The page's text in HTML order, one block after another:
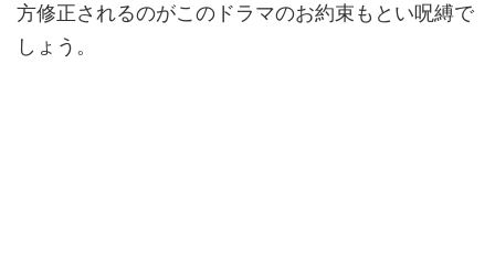
方修正されるのがこのドラマのお約束もとい呪縛で
しょう。